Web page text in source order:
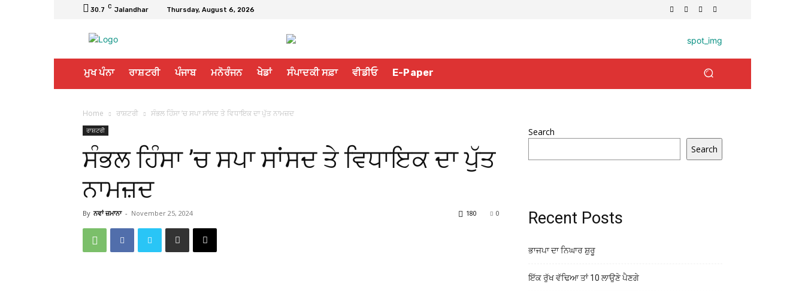
30.7 C Jalandhar Thursday, August 6, 2026
ਮੁਖ ਪੰਨਾ ਰਾਸ਼ਟਰੀ ਪੰਜਾਬ ਮਨੋਰੰਜਨ ਖੇਡਾਂ ਸੰਪਾਦਕੀ ਸਫ਼ਾ ਵੀਡੀਓ E-Paper
Home ਰਾਸ਼ਟਰੀ ਸੰਭਲ ਹਿੰਸਾ ’ਚ ਸਪਾ ਸਾਂਸਦ ਤੇ ਵਿਧਾਇਕ ਦਾ ਪੁੱਤ ਨਾਮਜ਼ਦ
ਰਾਸ਼ਟਰੀ
ਸੰਭਲ ਹਿੰਸਾ ’ਚ ਸਪਾ ਸਾਂਸਦ ਤੇ ਵਿਧਾਇਕ ਦਾ ਪੁੱਤ
ਨਾਮਜ਼ਦ
By ਨਵਾਂ ਜ਼ਮਾਨਾ - November 25, 2024 0
180
Search
Search
Recent Posts
ਭਾਜਪਾ ਦਾ ਨਿਘਾਰ ਸ਼ੁਰੂ
ਇੱਕ ਰੁੱਖ ਵੱਢਿਆ ਤਾਂ 10 ਲਾਉਣੇ ਪੈਣਗੇ